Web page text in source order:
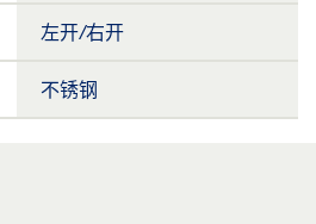
左开/右开
不锈钢